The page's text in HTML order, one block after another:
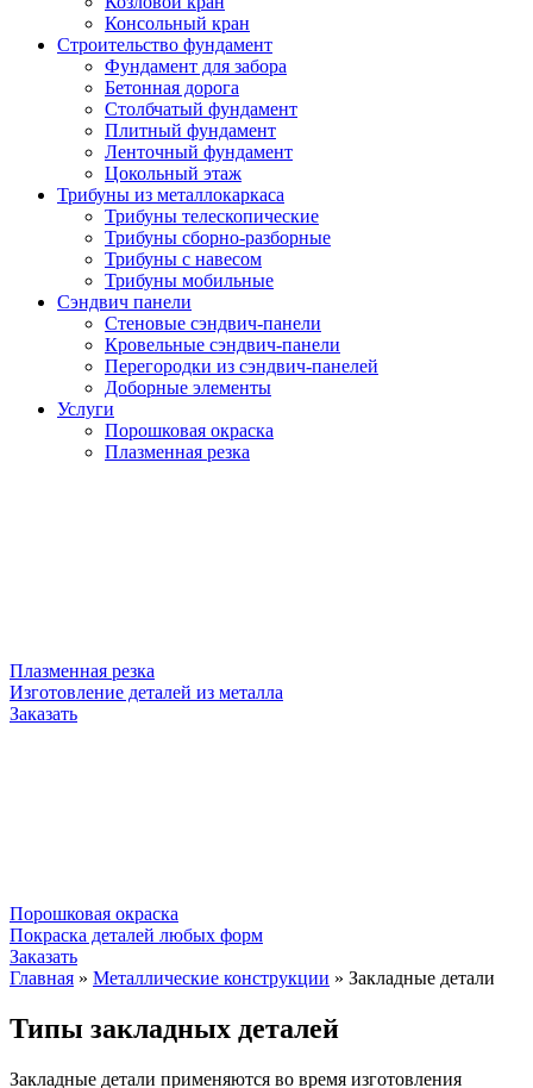
Консольный кран
Строительство фундамент
Фундамент для забора
Бетонная дорога
Столбчатый фундамент
Плитный фундамент
Ленточный фундамент
Цокольный этаж
Трибуны из металлокаркаса
Трибуны телескопические
Трибуны сборно-разборные
Трибуны с навесом
Трибуны мобильные
Сэндвич панели
Стеновые сэндвич-панели
Кровельные сэндвич-панели
Перегородки из сэндвич-панелей
Доборные элементы
Услуги
Порошковая окраска
Плазменная резка
Плазменная резка
Изготовление деталей из металла
Заказать
Порошковая окраска
Покраска деталей любых форм
Заказать
Главная » Металлические конструкции » Закладные детали
Типы закладных деталей
Закладные детали применяются во время изготовления